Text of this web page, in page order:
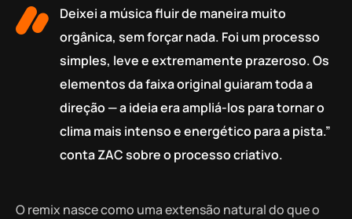
Deixei a música fluir de maneira muito
orgânica, sem forçar nada. Foi um processo
simples, leve e extremamente prazeroso. Os
elementos da faixa original guiaram toda a
direção — a ideia era ampliá-los para tornar o
clima mais intenso e energético para a pista.”
conta ZAC sobre o processo criativo.
O remix nasce como uma extensão natural do que o